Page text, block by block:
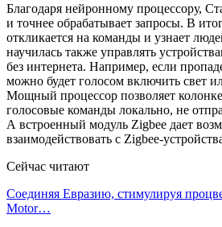
Благодаря нейронному процессору,
и точнее обрабатывает запросы. В
откликается на команды и узнает
научилась также управлять
без интернета. Например, если
можно будет голосом включить свет
Мощный процессор позволяет
голосовые команды локально, не
А встроенный модуль Zigbee дает
взаимодействовать с Zigbee-
Сейчас читают
Соединяя Евразию, стимулируя
Motor…